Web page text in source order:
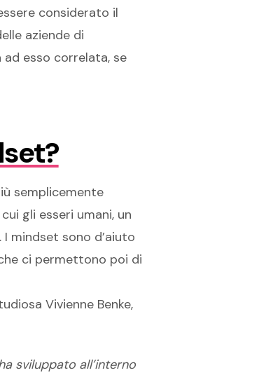
considerato il
aziende di
esso correlata, se
semplicemente
gli esseri umani, un
mindset sono d’aiuto
ci permettono poi di
Vivienne Benke,
sviluppato all’interno